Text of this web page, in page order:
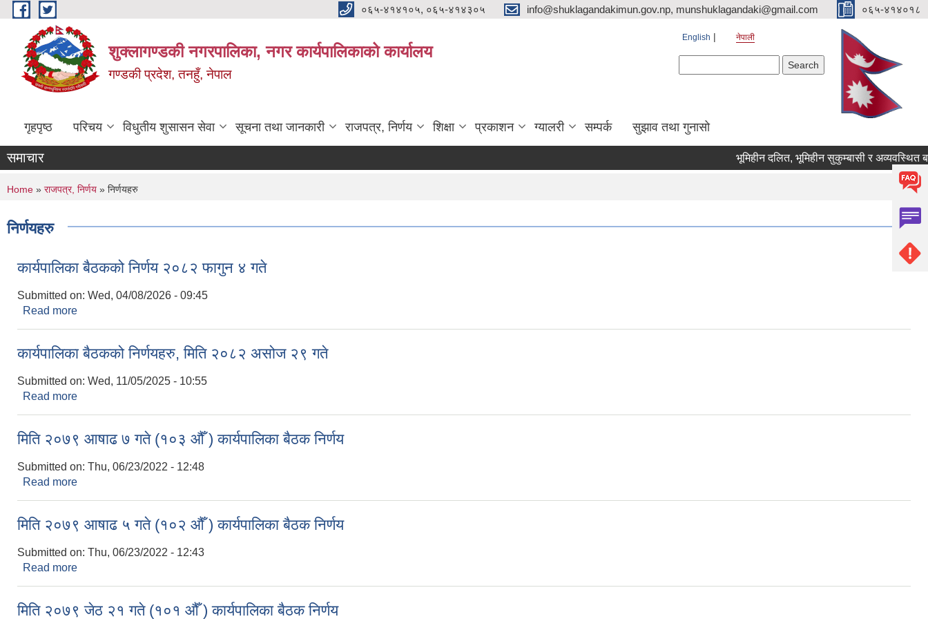
Skip to main content ०६५-४१४१०५, ०६५-४१४३०५ info@shuklagandakimun.gov.np, munshuklagandaki@gmail.com ०६५-४१४०१८
शुक्लागण्डकी नगरपालिका, नगर कार्यपालिकाको कार्यालय
गण्डकी प्रदेश, तनहुँ, नेपाल
English नेपाली
गृहपृष्ठ परिचय विधुतीय शुसासन सेवा सूचना तथा जानकारी राजपत्र, निर्णय शिक्षा प्रकाशन ग्यालरी सम्पर्क सुझाव तथा गुनासो
समाचार भूमिहीन दलित, भूमिहीन सुकुम्बासी र अव्यवस्थित
You are here
Home » राजपत्र, निर्णय » निर्णयहरु
निर्णयहरु
कार्यपालिका बैठकको निर्णय २०८२ फागुन ४ गते
Submitted on: Wed, 04/08/2026 - 09:45
Read more
कार्यपालिका बैठकको निर्णयहरु, मिति २०८२ असोज २९ गते
Submitted on: Wed, 11/05/2025 - 10:55
Read more
मिति २०७९ आषाढ ७ गते (१०३ औँ ) कार्यपालिका बैठक निर्णय
Submitted on: Thu, 06/23/2022 - 12:48
Read more
मिति २०७९ आषाढ ५ गते (१०२ औँ ) कार्यपालिका बैठक निर्णय
Submitted on: Thu, 06/23/2022 - 12:43
Read more
मिति २०७९ जेठ २१ गते (१०१ औँ ) कार्यपालिका बैठक निर्णय